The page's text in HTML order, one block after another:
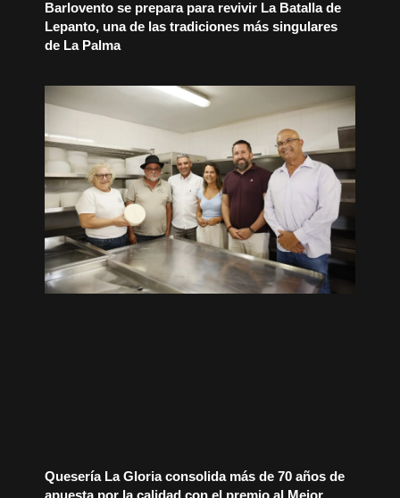
Barlovento se prepara para revivir La Batalla de
Lepanto, una de las tradiciones más singulares
de La Palma
Quesería La Gloria consolida más de 70 años de
apuesta por la calidad con el premio al Mejor